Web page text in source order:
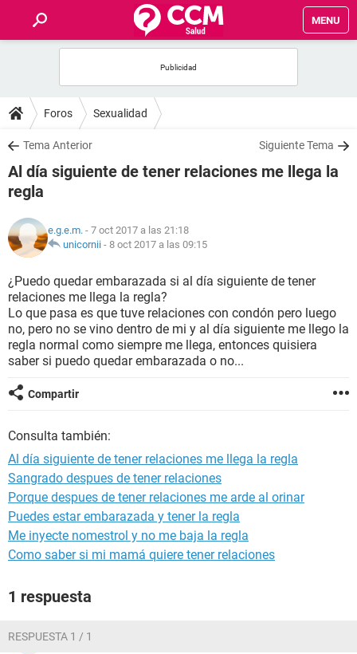
MENU
FOROS
SALUD
FAMILIA
NUTRICIÓN
SEXUALIDAD
GLOSARIO
Foros Sexualidad
Tema Anterior Siguiente Tema
Al día siguiente de tener relaciones me llega la
regla
e.g.e.m. - 7 oct 2017 a las 21:18
unicornii - 8 oct 2017 a las 09:15
¿Puedo quedar embarazada si al día siguiente de tener
relaciones me llega la regla?
Lo que pasa es que tuve relaciones con condón pero luego
no, pero no se vino dentro de mi y al día siguiente me llego la
regla normal como siempre me llega, entonces quisiera
saber si puedo quedar embarazada o no...
Compartir
Consulta también:
Al día siguiente de tener relaciones me llega la regla
Sangrado despues de tener relaciones
Porque despues de tener relaciones me arde al orinar
Puedes estar embarazada y tener la regla
Me inyecte nomestrol y no me baja la regla
Como saber si mi mamá quiere tener relaciones
1 respuesta
RESPUESTA 1 / 1